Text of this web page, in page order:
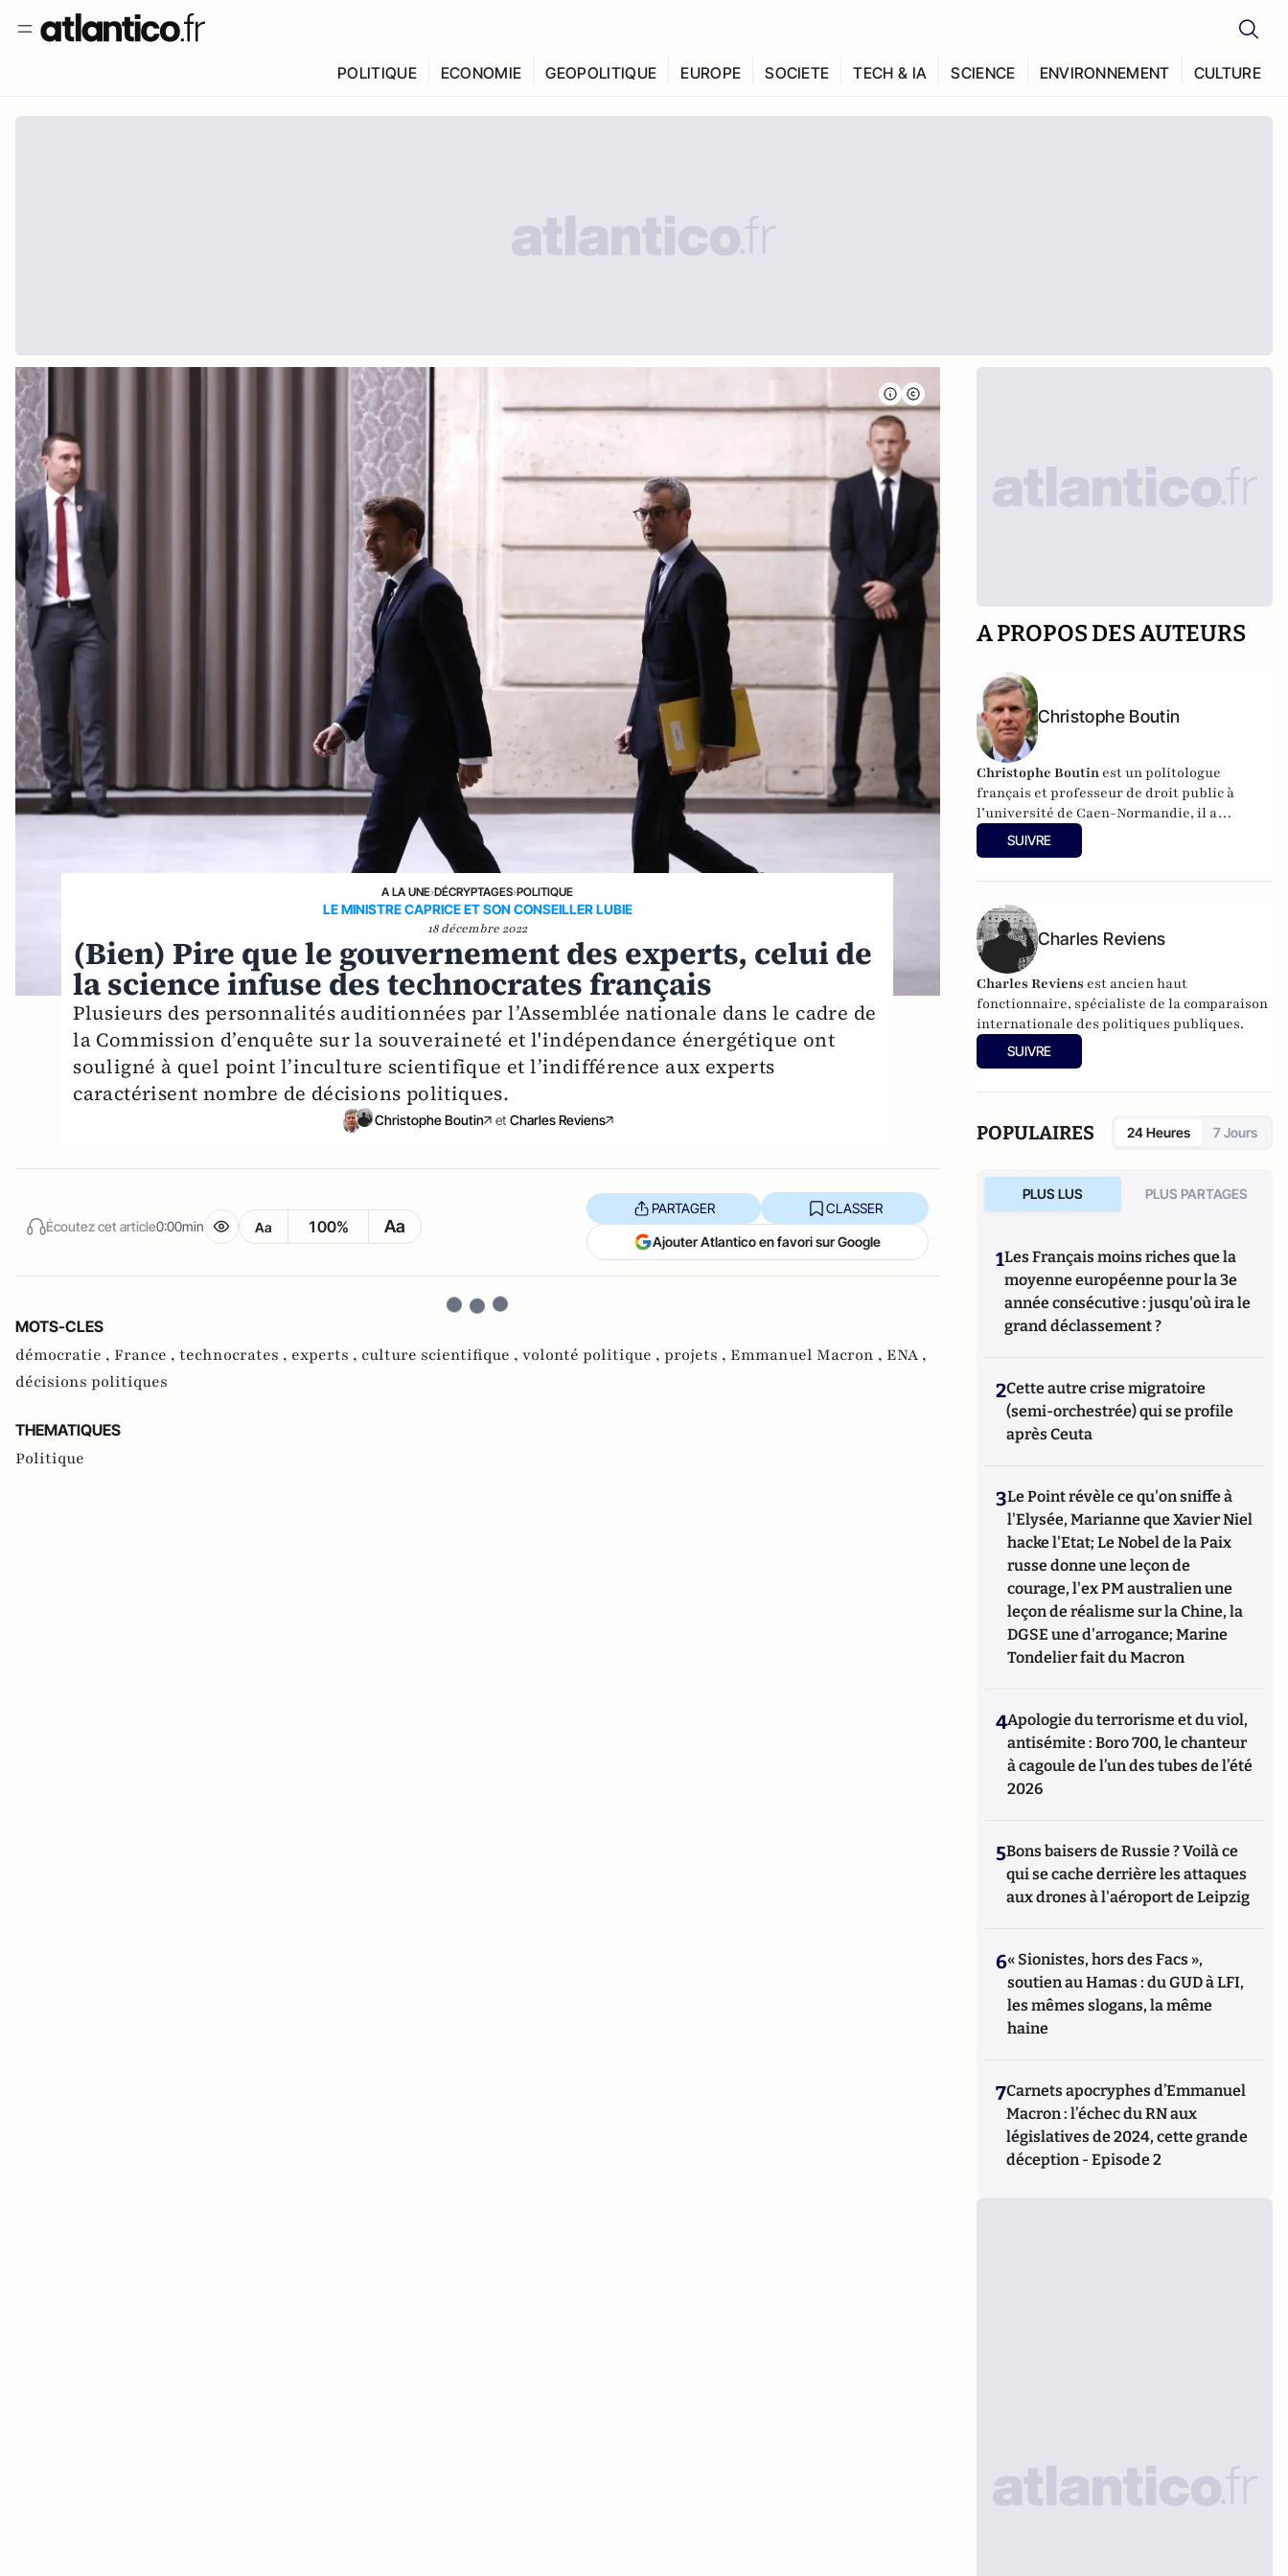
POLITIQUE ECONOMIE GEOPOLITIQUE EUROPE SOCIETE TECH & IA SCIENCE ENVIRONNEMENT CULTURE
A LA UNE›DÉCRYPTAGES›POLITIQUE
LE MINISTRE CAPRICE ET SON CONSEILLER LUBIE
18 décembre 2022
(Bien) Pire que le gouvernement des experts, celui de
la science infuse des technocrates français
Plusieurs des personnalités auditionnées par l’Assemblée nationale dans le cadre de
la Commission d’enquête sur la souveraineté et l'indépendance énergétique ont
souligné à quel point l’inculture scientifique et l’indifférence aux experts
caractérisent nombre de décisions politiques.
Christophe Boutin et Charles Reviens
Écoutez cet article0:00min Aa 100% Aa
PARTAGER CLASSER
Ajouter Atlantico en favori sur Google
MOTS-CLES
démocratie , France , technocrates , experts , culture scientifique , volonté politique , projets , Emmanuel Macron , ENA ,
décisions politiques
THEMATIQUES
Politique
A PROPOS DES AUTEURS
Christophe Boutin
Christophe Boutin est un politologue
français et professeur de droit public à
l’université de Caen-Normandie, il a
notamment publié
XXe siècle(Flammarion 2009) et co-
populismes
progressisme(Seuil 2022). Christophe
Boutin est membre de la Fondation du Pont-
Neuf.
SUIVRE
Charles Reviens
Charles Reviens est ancien haut
fonctionnaire, spécialiste de la comparaison
internationale des politiques publiques.
SUIVRE
POPULAIRES 24 Heures 7 Jours
PLUS LUS PLUS PARTAGES
1Les Français moins riches que la
moyenne européenne pour la 3e
année consécutive : jusqu'où ira le
grand déclassement ?
2Cette autre crise migratoire
(semi-orchestrée) qui se profile
après Ceuta
3Le Point révèle ce qu'on sniffe à
l'Elysée, Marianne que Xavier Niel
hacke l'Etat; Le Nobel de la Paix
russe donne une leçon de
courage, l'ex PM australien une
leçon de réalisme sur la Chine, la
DGSE une d'arrogance; Marine
Tondelier fait du Macron
4Apologie du terrorisme et du viol,
antisémite : Boro 700, le chanteur
à cagoule de l’un des tubes de l’été
2026
5Bons baisers de Russie ? Voilà ce
qui se cache derrière les attaques
aux drones à l'aéroport de Leipzig
6« Sionistes, hors des Facs »,
soutien au Hamas : du GUD à LFI,
les mêmes slogans, la même
haine
7Carnets apocryphes d’Emmanuel
Macron : l’échec du RN aux
législatives de 2024, cette grande
déception - Episode 2